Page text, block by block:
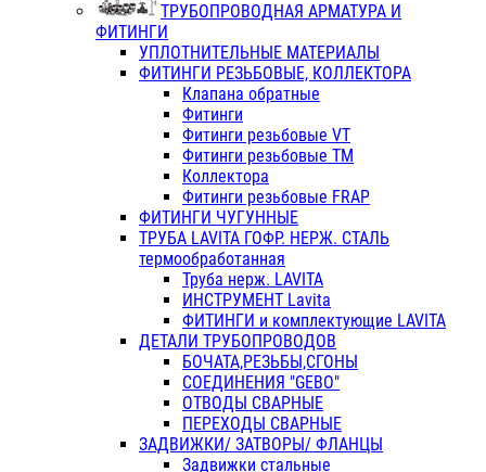
ТРУБОПРОВОДНАЯ АРМАТУРА И
ФИТИНГИ
УПЛОТНИТЕЛЬНЫЕ МАТЕРИАЛЫ
ФИТИНГИ РЕЗЬБОВЫЕ, КОЛЛЕКТОРА
Клапана обратные
Фитинги
Фитинги резьбовые VT
Фитинги резьбовые ТМ
Коллектора
Фитинги резьбовые FRAP
ФИТИНГИ ЧУГУННЫЕ
ТРУБА LAVITA ГОФР. НЕРЖ. СТАЛЬ
термообработанная
Труба нерж. LAVITA
ИНСТРУМЕНТ Lavita
ФИТИНГИ и комплектующие LAVITA
ДЕТАЛИ ТРУБОПРОВОДОВ
БОЧАТА,РЕЗЬБЫ,СГОНЫ
СОЕДИНЕНИЯ "GEBO"
ОТВОДЫ СВАРНЫЕ
ПЕРЕХОДЫ СВАРНЫЕ
ЗАДВИЖКИ/ ЗАТВОРЫ/ ФЛАНЦЫ
Задвижки стальные